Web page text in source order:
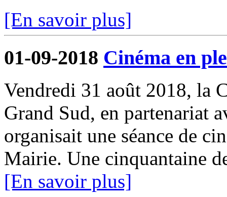
[En savoir plus]
01-09-2018 Cinéma en
Vendredi 31 août 2018, la
Grand Sud, en partenariat
organisait une séance de
Mairie. Une cinquantaine
[En savoir plus]